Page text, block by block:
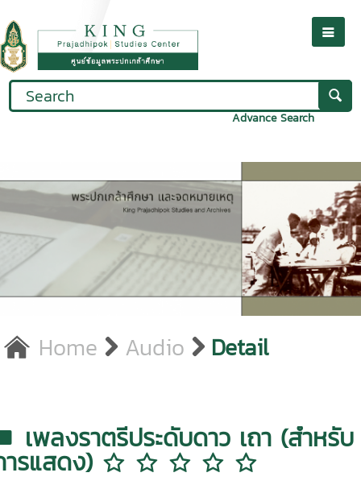
Advance Search
Home Audio Detail
เพลงราตรีประดับดาว เถา (สำหรับ
รแสดง)